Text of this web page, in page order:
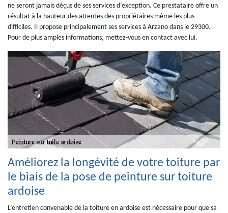
ne seront jamais déçus de ses services d’exception. Ce prestataire offre un
résultat à la hauteur des attentes des propriétaires même les plus
difficiles. Il propose principalement ses services à Arzano dans le 29300.
Pour de plus amples informations, mettez-vous en contact avec lui.
Améliorez la longévité de votre toiture par
le biais de la pose de peinture sur toiture
ardoise
L’entretien convenable de la toiture en ardoise est nécessaire pour que sa